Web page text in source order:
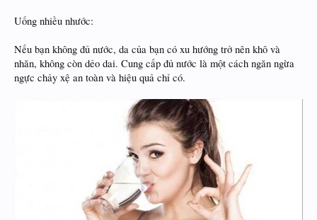
Uống nhiều nhước:
Nếu bạn không đủ nước, da của bạn có xu hướng trở nên khô và
nhăn, không còn dẻo dai. Cung cấp đủ nước là một cách ngăn ngừa
ngực chảy xệ an toàn và hiệu quả chỉ có.